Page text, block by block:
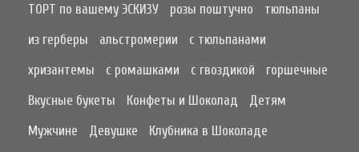
ТОРТ по вашему ЭСКИЗУ
розы поштучно
тюльпаны
из герберы
альстромерии
с тюльпанами
хризантемы
с ромашками с гвоздикой
горшечные
Вкусные букеты
Конфеты и Шоколад
Детям
Мужчине
Девушке
Клубника в Шоколаде